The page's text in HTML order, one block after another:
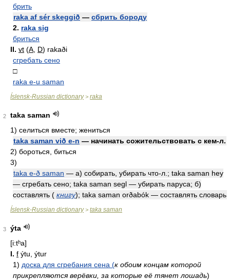
брить
raka af sér skeggið — сбрить бороду
2. raka sig
бриться
II. vt (A D) rakaði
сгребать сено
□
raka e-u saman
Íslensk-Russian dictionary> raka
2
taka saman
1) селиться вместе; жениться
taka saman við e-n — начинать сожительствовать с кем-л.
2) бороться, биться
3)
taka e-ð saman — а) собирать, убирать что-л.; taka saman hey
— сгребать сено; taka saman segl — убирать паруса; б)
составлять ( книгу); taka saman orðabók — составлять словарь
Íslensk-Russian dictionary> taka saman
3
ýta
[i:tʰa]
I. f ýtu, ýtur
1) доска для сгребания сена (к обоим концам которой
прикрепляются верёвки, за которые её тянет лошадь)